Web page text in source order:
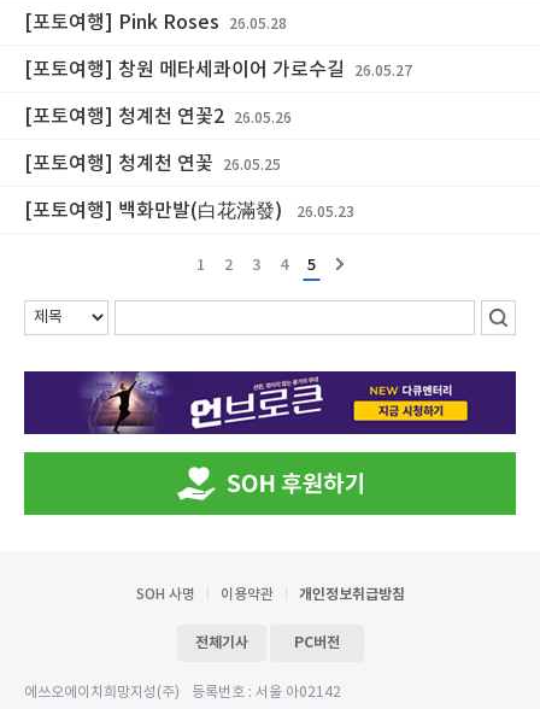
[포토여행] Pink Roses 26.05.28
[포토여행] 창원 메타세콰이어 가로수길 26.05.27
[포토여행] 청계천 연꽃2 26.05.26
[포토여행] 청계천 연꽃 26.05.25
[포토여행] 백화만발(白花滿發) 26.05.23
1 2 3 4 5
SOH 사명 이용약관 개인정보취급방침
전체기사 PC버전
에쓰오에이치희망지성(주) 등록번호 : 서울 아02142